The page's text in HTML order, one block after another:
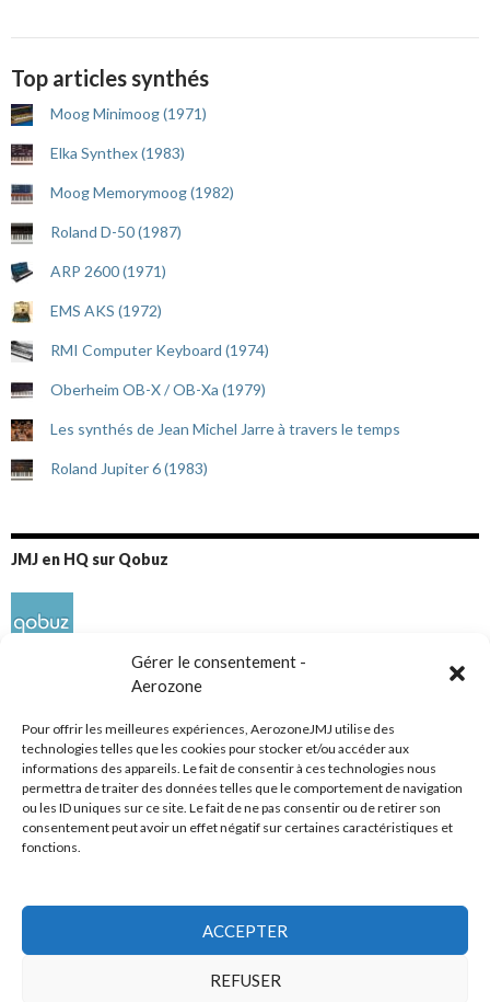
Gérer le consentement -
Aerozone
Pour offrir les meilleures expériences, AerozoneJMJ utilise des
technologies telles que les cookies pour stocker et/ou accéder aux
informations des appareils. Le fait de consentir à ces technologies nous
permettra de traiter des données telles que le comportement de navigation
ou les ID uniques sur ce site. Le fait de ne pas consentir ou de retirer son
consentement peut avoir un effet négatif sur certaines caractéristiques et
fonctions.
ACCEPTER
REFUSER
Top articles synthés
Moog Minimoog (1971)
Elka Synthex (1983)
Moog Memorymoog (1982)
Roland D-50 (1987)
ARP 2600 (1971)
EMS AKS (1972)
RMI Computer Keyboard (1974)
Oberheim OB-X / OB-Xa (1979)
Les synthés de Jean Michel Jarre à travers le temps
Roland Jupiter 6 (1983)
JMJ en HQ sur Qobuz
Réseaux sociaux
© Mars 2006-Août 2026